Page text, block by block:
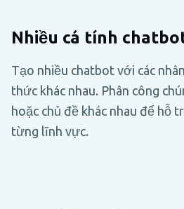
Nhiều cá tính
Tạo nhiều chatbot với các
thức khác nhau. Phân công
hoặc chủ đề khác nhau để hỗ
từng lĩnh vực.